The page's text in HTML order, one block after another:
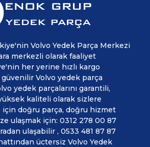
Volvo Yedek Parça Merkezi
merkezli olarak faaliyet
her yerine hızlı kargo
Volvo yedek parça
yedek parçalarını garantili,
kaliteli olarak sizlere
için doğru parça, doğru hizmet
ulaşmak için: 0312 278 00 87
ulaşabilir , 0533 481 87 87
üctersiz Volvo Yedek